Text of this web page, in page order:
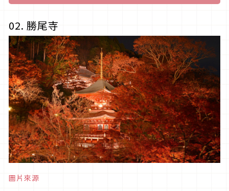
02. 勝尾寺
圖片來源